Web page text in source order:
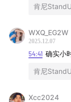
游戏组：
肯尼
WXQ_EG2W
2025.12.07
54:41 确实小
肯尼
Xcc2024